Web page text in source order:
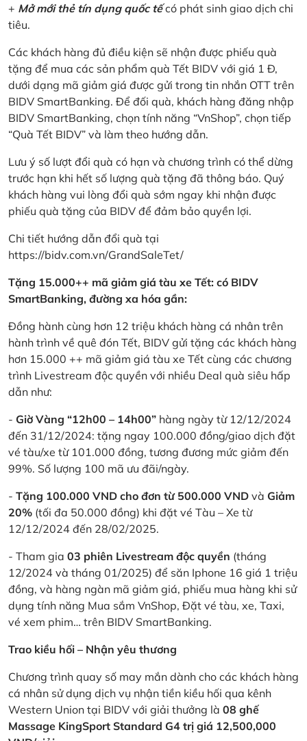
+ Mở mới thẻ tín dụng quốc tếcó phát sinh giao dịch chi
tiêu.
Các khách hàng đủ điều kiện sẽ nhận được phiếu quà
tặng để mua các sản phẩm quà Tết BIDV với giá 1 Đ,
dưới dạng mã giảm giá được gửi trong tin nhắn OTT trên
BIDV SmartBanking. Để đối quà, khách hàng đăng nhập
BIDV SmartBanking, chọn tính năng “VnShop”, chọn tiếp
“Quà Tết BIDV” và làm theo hướng dẫn.
Lưu ý số lượt đổi quà có hạn và chương trình có thể dừng
trước hạn khi hết số lượng quà tặng đã thông báo. Quý
khách hàng vui lòng đổi quà sớm ngay khi nhận được
phiếu quà tặng của BIDV để đảm bảo quyền lợi.
Chi tiết hướng dẫn đổi quà tại
https://bidv.com.vn/GrandSaleTet/
Tặng 15.000++ mã giảm giá tàu xe Tết: có BIDV
SmartBanking, đường xa hóa gần:
Đồng hành cùng hơn 12 triệu khách hàng cá nhân trên
hành trình về quê đón Tết, BIDV gửi tặng các khách hàng
hơn 15.000 ++ mã giảm giá tàu xe Tết cùng các chương
trình Livestream độc quyền với nhiều Deal quà siêu hấp
dẫn như:
- Giờ Vàng “12h00 – 14h00” hàng ngày từ 12/12/2024
đến 31/12/2024: tặng ngay 100.000 đồng/giao dịch đặt
vé tàu/xe từ 101.000 đồng, tương đương mức giảm đến
99%. Số lượng 100 mã ưu đãi/ngày.
- Tặng 100.000 VND cho đơn từ 500.000 VND và Giảm
20% (tối đa 50.000 đồng) khi đặt vé Tàu – Xe từ
12/12/2024 đến 28/02/2025.
- Tham gia 03 phiên Livestream độc quyền (tháng
12/2024 và tháng 01/2025) để săn Iphone 16 giá 1 triệu
đồng, và hàng ngàn mã giảm giá, phiếu mua hàng khi sử
dụng tính năng Mua sắm VnShop, Đặt vé tàu, xe, Taxi,
vé xem phim… trên BIDV SmartBanking.
Trao kiều hối – Nhận yêu thương
Chương trình quay số may mắn dành cho các khách hàng
cá nhân sử dụng dịch vụ nhận tiền kiều hối qua kênh
Western Union tại BIDV với giải thưởng là 08 ghế
Massage KingSport Standard G4 trị giá 12,500,000